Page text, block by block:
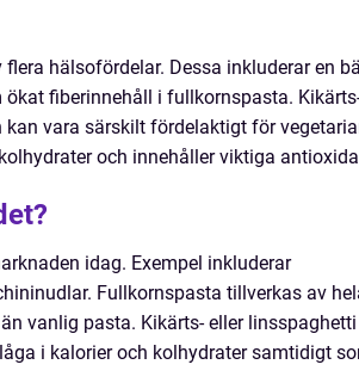
hälsofördelar. Dessa inkluderar en
fiberinnehåll i fullkornspasta.
vara särskilt fördelaktigt för
och innehåller viktiga
idag. Exempel inkluderar
Fullkornspasta tillverkas av
vanlig pasta. Kikärts- eller
i kalorier och kolhydrater samtidigt